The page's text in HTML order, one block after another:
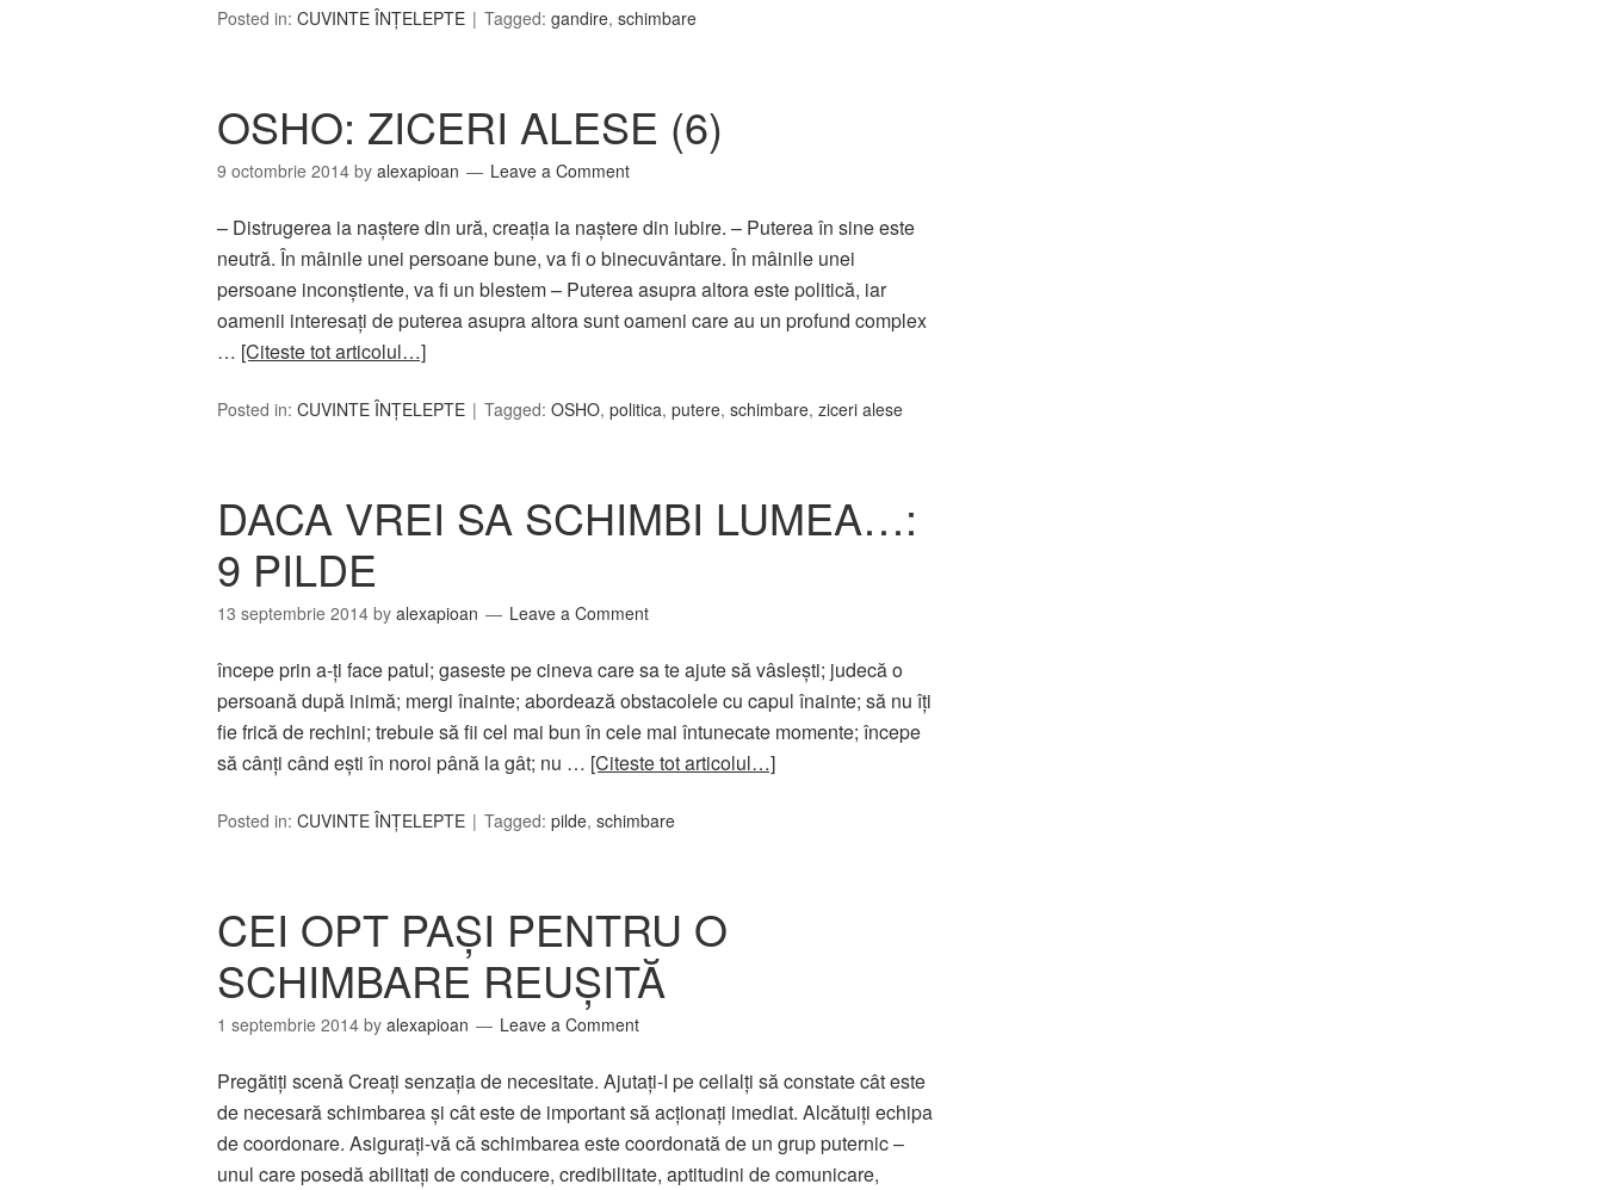
Posted in: CUVINTE ÎNȚELEPTE Tagged: gandire, schimbare
OSHO: ZICERI ALESE (6)
9 octombrie 2014 by alexapioan Leave a Comment
– Distrugerea ia naştere din ură, creaţia ia naştere din iubire. – Puterea în sine este
neutră. În mâinile unei persoane bune, va fi o binecuvântare. În mâinile unei
persoane inconştiente, va fi un blestem – Puterea asupra altora este politică, iar
oamenii interesaţi de puterea asupra altora sunt oameni care au un profund complex
… [Citeste tot articolul…]
Posted in: CUVINTE ÎNȚELEPTE Tagged: OSHO, politica, putere, schimbare, ziceri alese
DACA VREI SA SCHIMBI LUMEA…:
9 PILDE
13 septembrie 2014 by alexapioan Leave a Comment
începe prin a-ţi face patul; gaseste pe cineva care sa te ajute să vâsleşti; judecă o
persoană după inimă; mergi înainte; abordează obstacolele cu capul înainte; să nu îţi
fie frică de rechini; trebuie să fii cel mai bun în cele mai întunecate momente; începe
să cânţi când eşti în noroi până la gât; nu … [Citeste tot articolul…]
Posted in: CUVINTE ÎNȚELEPTE Tagged: pilde, schimbare
CEI OPT PAŞI PENTRU O
SCHIMBARE REUŞITĂ
1 septembrie 2014 by alexapioan Leave a Comment
Pregătiţi scenă Creaţi senzaţia de necesitate. Ajutaţi-I pe ceilalţi să constate cât este
de necesară schimbarea şi cât este de important să acţionaţi imediat. Alcătuiţi echipa
de coordonare. Asiguraţi-vă că schimbarea este coordonată de un grup puternic –
unul care posedă abilitaţi de conducere, credibilitate, aptitudini de comunicare,